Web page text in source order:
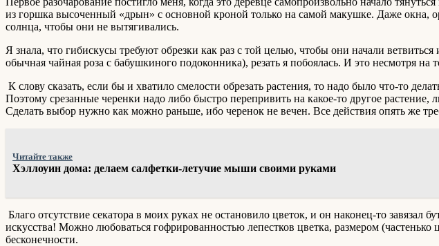
из горшка высоченный «дрын» с основной кроной только на самой макушке. Даже
солнца, чтобы они не вытягивались.
Я знала, что гибискусы требуют обрезки как раз с той целью, чтобы они начали
обычная чайная роза с бабушкиного подоконника), резать я побоялась. И это несмотря
К слову сказать, если бы и хватило смелости обрезать растения, то надо было что-то
Поэтому срезанные черенки надо либо быстро перепривить на какое-то другое
Сделать выбор нужно как можно раньше, ибо черенок не вечен. Все действия опять же
Читайте также
Хэллоуин дома: делаем салфетки-летучие мыши своими руками
Благо отсутствие секатора в моих руках не остановило цветок, и он наконец-то
искусства! Можно любоваться гофрированностью лепестков цветка, размером
бесконечности.